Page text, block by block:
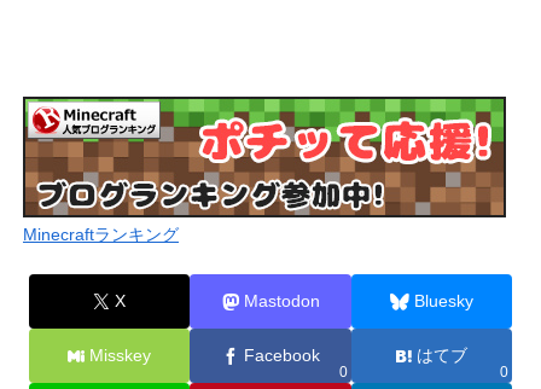
Minecraftランキング
X Mastodon Bluesky
Misskey Facebook
0
はてブ
0